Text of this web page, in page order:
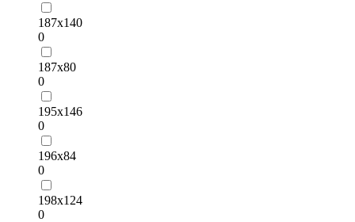
187х140
0
187х80
0
195х146
0
196х84
0
198х124
0